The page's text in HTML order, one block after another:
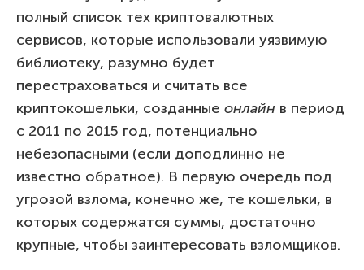
полный список тех криптовалютных
сервисов, которые использовали уязвимую
библиотеку, разумно будет
перестраховаться и считать все
криптокошельки, созданные онлайн в период
с 2011 по 2015 год, потенциально
небезопасными (если доподлинно не
известно обратное). В первую очередь под
угрозой взлома, конечно же, те кошельки, в
которых содержатся суммы, достаточно
крупные, чтобы заинтересовать взломщиков.